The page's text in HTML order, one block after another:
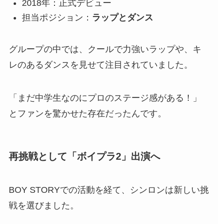
2018年：正式デビュー
担当ポジション： ラップとダンス
グループの中では、クールで力強いラップや、キ
レのあるダンスを見せて注目されていました。
「まだ中学生なのにプロのステージ感がある！」
とファンを驚かせた存在だったんです。
再挑戦として「ボイプラ2」出演へ
BOY STORYでの活動を経て、シンロンは新しい挑
戦を選びました。